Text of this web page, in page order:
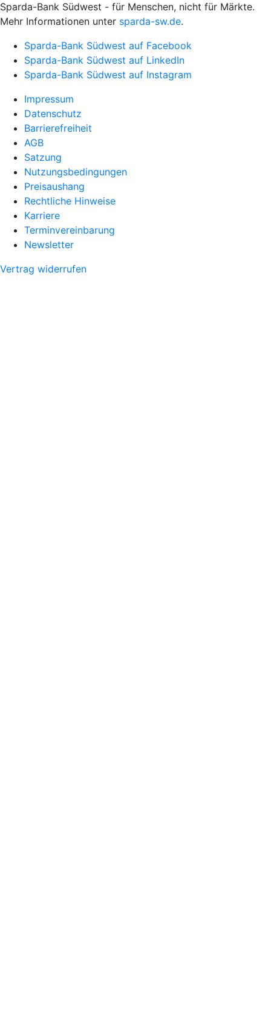
Sparda-Bank Südwest - für Menschen, nicht für Märkte.
Mehr Informationen unter sparda-sw.de.
Sparda-Bank Südwest auf Facebook
Sparda-Bank Südwest auf LinkedIn
Sparda-Bank Südwest auf Instagram
Impressum
Datenschutz
Barrierefreiheit
AGB
Satzung
Nutzungsbedingungen
Preisaushang
Rechtliche Hinweise
Karriere
Terminvereinbarung
Newsletter
Vertrag widerrufen